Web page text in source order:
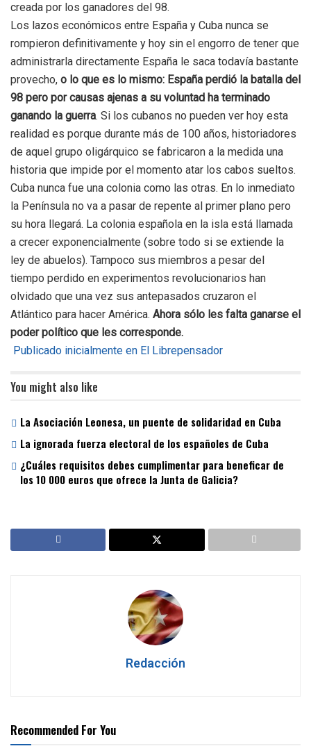
creada por los ganadores del 98.
Los lazos económicos entre España y Cuba nunca se
rompieron definitivamente y hoy sin el engorro de tener que
administrarla directamente España le saca todavía bastante
provecho, o lo que es lo mismo: España perdió la batalla del
98 pero por causas ajenas a su voluntad ha terminado
ganando la guerra. Si los cubanos no pueden ver hoy esta
realidad es porque durante más de 100 años, historiadores
de aquel grupo oligárquico se fabricaron a la medida una
historia que impide por el momento atar los cabos sueltos.
Cuba nunca fue una colonia como las otras. En lo inmediato
la Península no va a pasar de repente al primer plano pero
su hora llegará. La colonia española en la isla está llamada
a crecer exponencialmente (sobre todo si se extiende la
ley de abuelos). Tampoco sus miembros a pesar del
tiempo perdido en experimentos revolucionarios han
olvidado que una vez sus antepasados cruzaron el
Atlántico para hacer América. Ahora sólo les falta ganarse el
poder político que les corresponde.
Publicado inicialmente en El Librepensador
You might also like
La Asociación Leonesa, un puente de solidaridad en Cuba
La ignorada fuerza electoral de los españoles de Cuba
¿Cuáles requisitos debes cumplimentar para beneficar de
los 10 000 euros que ofrece la Junta de Galicia?
Redacción
Recommended For You